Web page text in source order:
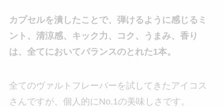
カプセルを潰したことで、弾けるように感じるミ
ント、清涼感、キック力、コク、うまみ、香り
は、全てにおいてバランスのとれた1本。
全てのヴァルトフレーバーを試してきたアイコス
さんですが、個人的にNo.1の美味しさです。